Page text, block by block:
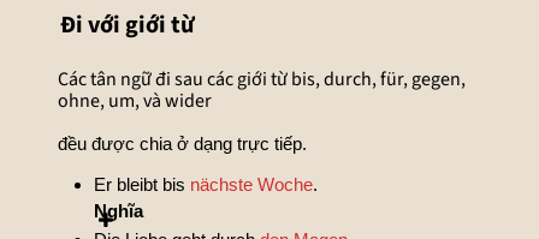
Đi với giới từ
Các tân ngữ đi sau các giới từ bis, durch, für, gegen,
ohne, um, và wider
đều được chia ở dạng trực tiếp.
Er bleibt bis nächste Woche.
Nghĩa